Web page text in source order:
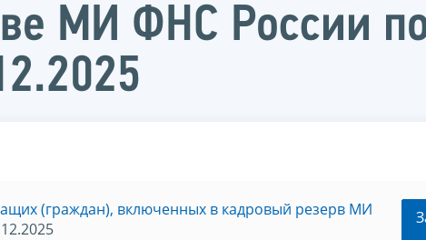
МИ ФНС России
(граждан), включенных в кадровый резерв МИ